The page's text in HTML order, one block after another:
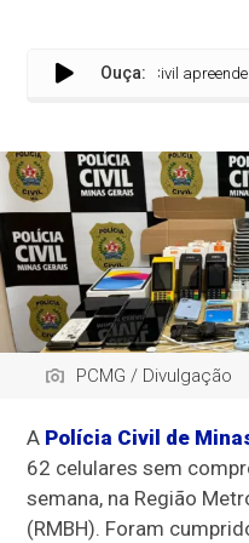
Ouça:
Polícia Civil apreende
PCMG / Divulgação
A Polícia Civil de
62 celulares sem
semana, na Região
(RMBH). Foram